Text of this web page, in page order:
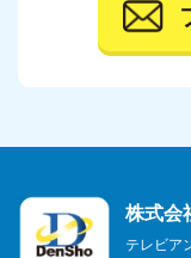
株式会
テレビア